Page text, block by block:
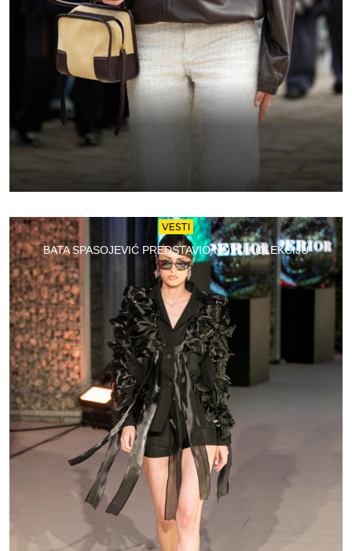
VESTI
BATA SPASOJEVIĆ PREDSTAVIO NOVU KOLEKCIJU